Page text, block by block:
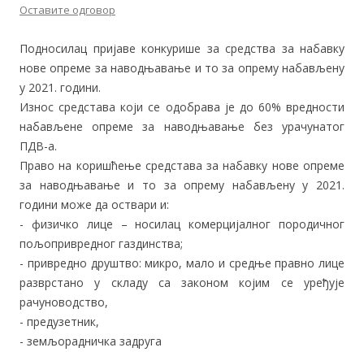
Оставите одговор
Подносилац пријаве конкурише за средства за набавку
нове опреме за наводњавање и то за опрему набављену
у 2021. години.
Износ средстава који се одобрава је до 60% вредности
набављене опреме за наводњавање без урачунатог
ПДВ-а.
Право на коришћење средстава за набавку нове опреме
за наводњавање и то за опрему набављену у 2021.
години може да оствари и:
- физичко лице – носилац комерцијалног породичног
пољопривредног газдинства;
- привредно друштво: микро, мало и средње правно лице
разврстано у складу са законом којим се уређује
рачуноводство,
- предузетник,
- земљорадничка задруга